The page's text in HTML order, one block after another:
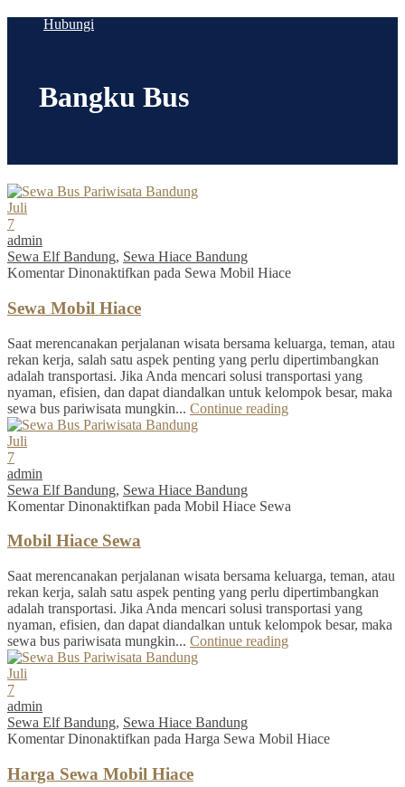
Hubungi
Bangku Bus
Juli
7
admin
Sewa Elf Bandung, Sewa Hiace Bandung
Komentar Dinonaktifkan pada Sewa Mobil Hiace
Sewa Mobil Hiace
Saat merencanakan perjalanan wisata bersama keluarga, teman, atau
rekan kerja, salah satu aspek penting yang perlu dipertimbangkan
adalah transportasi. Jika Anda mencari solusi transportasi yang
nyaman, efisien, dan dapat diandalkan untuk kelompok besar, maka
sewa bus pariwisata mungkin... Continue reading
Juli
7
admin
Sewa Elf Bandung, Sewa Hiace Bandung
Komentar Dinonaktifkan pada Mobil Hiace Sewa
Mobil Hiace Sewa
Saat merencanakan perjalanan wisata bersama keluarga, teman, atau
rekan kerja, salah satu aspek penting yang perlu dipertimbangkan
adalah transportasi. Jika Anda mencari solusi transportasi yang
nyaman, efisien, dan dapat diandalkan untuk kelompok besar, maka
sewa bus pariwisata mungkin... Continue reading
Juli
7
admin
Sewa Elf Bandung, Sewa Hiace Bandung
Komentar Dinonaktifkan pada Harga Sewa Mobil Hiace
Harga Sewa Mobil Hiace